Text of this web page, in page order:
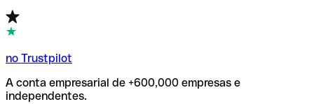
no Trustpilot
A conta empresarial de +600,000 empresas e
independentes.